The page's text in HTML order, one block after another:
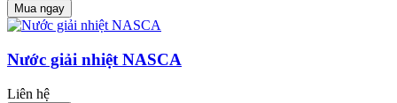
Mua ngay
Nước giải nhiệt NASCA
Liên hệ